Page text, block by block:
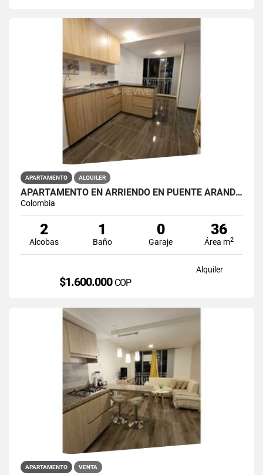
APARTAMENTO ALQUILER
APARTAMENTO EN ARRIENDO EN PUENTE ARANDA PRIMAVERA 6-39
Colombia
2
Alcobas
1
Baño
0
Garaje
36
Área m2
Alquiler
$1.600.000 COP
APARTAMENTO VENTA